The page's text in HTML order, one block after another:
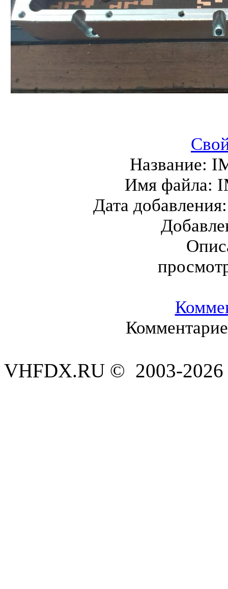
Название:
Имя файла:
Дата
VHFDX.RU © 2003-2026